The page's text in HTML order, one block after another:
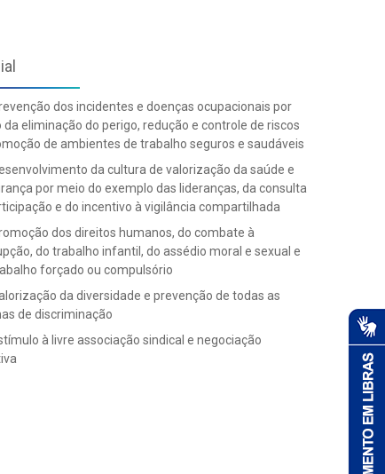
dos incidentes e doenças ocupacionais por
da eliminação do perigo, redução e controle de riscos
de ambientes de trabalho seguros e saudáveis
da cultura de valorização da saúde e
por meio do exemplo das lideranças, da consulta
e do incentivo à vigilância compartilhada
dos direitos humanos, do combate à
do trabalho infantil, do assédio moral e sexual e
forçado ou compulsório
da diversidade e prevenção de todas as
de discriminação
à livre associação sindical e negociação